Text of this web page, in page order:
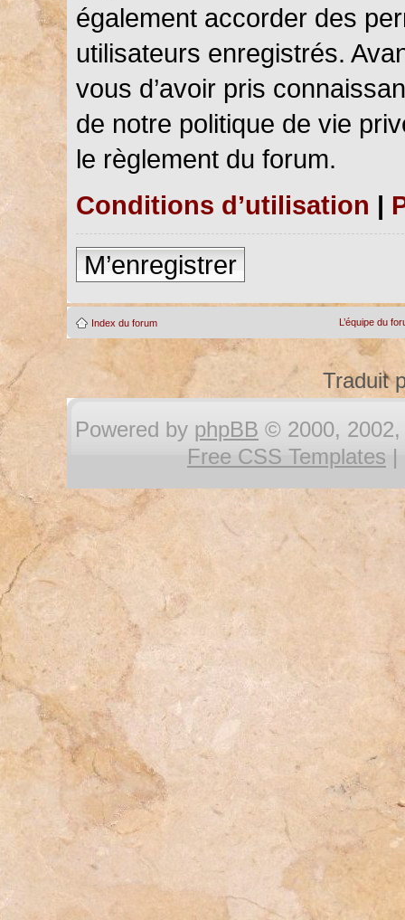
également accorder des
utilisateurs enregistrés.
vous d’avoir pris
de notre politique de vie
le règlement du forum.
Conditions d’utilisation |
M’enregistrer
Index du forum L’équipe du
Traduit
Powered by phpBB © 2000, 2002,
Free CSS Templates |